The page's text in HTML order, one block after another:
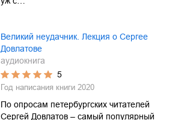
Великий неудачник. Лекция о Сергее
Довлатове
аудиокнига
5
Год написания книги 2020
По опросам петербургских читателей
Сергей Довлатов – самый популярный